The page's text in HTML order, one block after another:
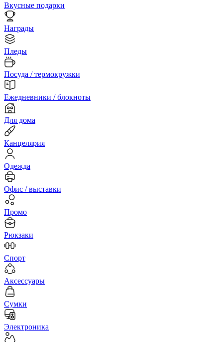
Вкусные подарки
Награды
Пледы
Посуда / термокружки
Ежедневники / блокноты
Для дома
Канцелярия
Одежда
Офис / выставки
Промо
Рюкзаки
Спорт
Аксессуары
Сумки
Электроника